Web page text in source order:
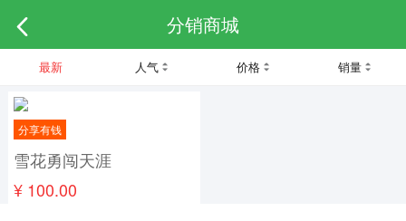
分销商城
最新 人气 价格 销量
分享有钱
雪花勇闯天涯
¥ 100.00